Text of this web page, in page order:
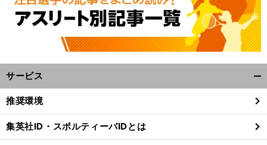
サービス
閉
る
推奨環境
集英社ID・スポルティーバIDとは